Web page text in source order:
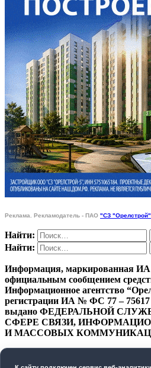
Реклама. Рекламодатель - ПАО "СЗ "Орелстрой"
Найти:
Найти:
Информация, маркированная ИА
официальным сообщением
Информационное агентство
регистрации ИА № ФС 77 – 75617
выдано ФЕДЕРАЛЬНОЙ
СФЕРЕ СВЯЗИ,
И МАССОВЫХ